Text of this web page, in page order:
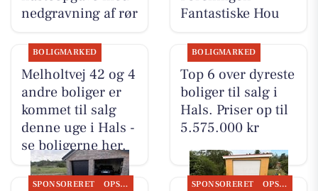
nedgravning af rør
Fantastiske Hou
BOLIGMARKED
Melholtvej 42 og 4
andre boliger er
kommet til salg
denne uge i Hals -
se boligerne her.
BOLIGMARKED
Top 6 over dyreste
boliger til salg i
Hals. Priser op til
5.575.000 kr
SPONSORERET OPSLAGSTAVLEN SPONSORERET OPSLAGSTAVLEN